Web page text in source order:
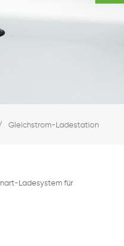
Gleichstrom-Ladestation
Ladesystem für